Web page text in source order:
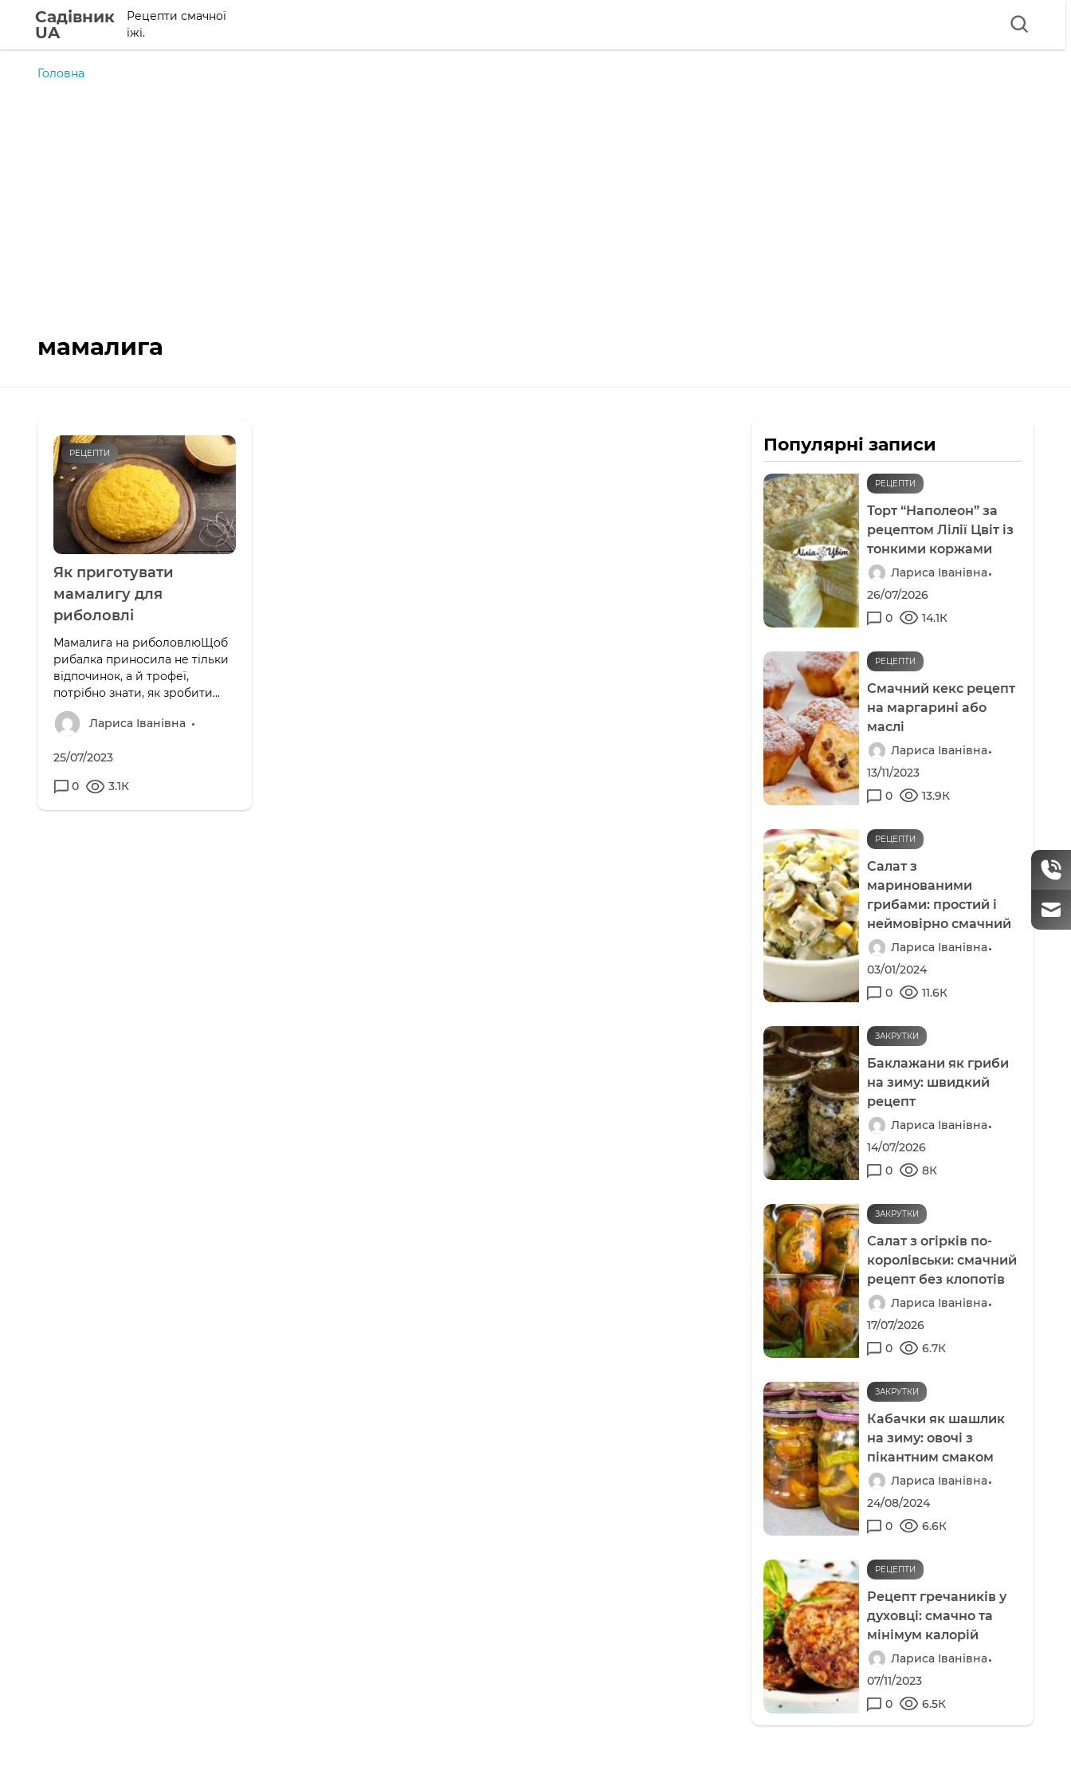
Садівник
UA
Рецепти смачної
їжі.
Головна
мамалига
РЕЦЕПТИ
Як приготувати
мамалигу для
риболовлі
Мамалига на риболовлюЩоб
рибалка приносила не тільки
відпочинок, а й трофеї,
потрібно знати, як зробити...
Лариса Іванівна
25/07/2023
0 3.1К
Популярні записи
РЕЦЕПТИ
Торт “Наполеон” за
рецептом Лілії Цвіт із
тонкими коржами
Лариса Іванівна
26/07/2026
0
14.1К
РЕЦЕПТИ
Смачний кекс рецепт
на маргарині або
маслі
Лариса Іванівна
13/11/2023
0
13.9К
РЕЦЕПТИ
Салат з
маринованими
грибами: простий і
неймовірно смачний
Лариса Іванівна
03/01/2024
0
11.6К
ЗАКРУТКИ
Баклажани як гриби
на зиму: швидкий
рецепт
Лариса Іванівна
14/07/2026
0
8К
ЗАКРУТКИ
Салат з огірків по-
королівськи: смачний
рецепт без клопотів
Лариса Іванівна
17/07/2026
0
6.7К
ЗАКРУТКИ
Кабачки як шашлик
на зиму: овочі з
пікантним смаком
Лариса Іванівна
24/08/2024
0
6.6К
РЕЦЕПТИ
Рецепт гречаників у
духовці: смачно та
мінімум калорій
Лариса Іванівна
07/11/2023
0
6.5К